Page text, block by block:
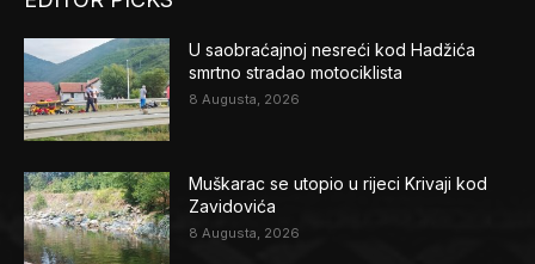
U saobraćajnoj nesreći kod Hadžića
smrtno stradao motociklista
8 Augusta, 2026
Muškarac se utopio u rijeci Krivaji kod
Zavidovića
8 Augusta, 2026